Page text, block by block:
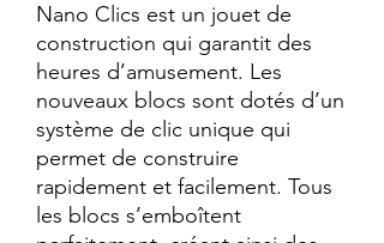
Nano Clics est un jouet de
construction qui garantit des
heures d’amusement. Les
nouveaux blocs sont dotés d’un
système de clic unique qui
permet de construire
rapidement et facilement. Tous
les blocs s’emboîtent